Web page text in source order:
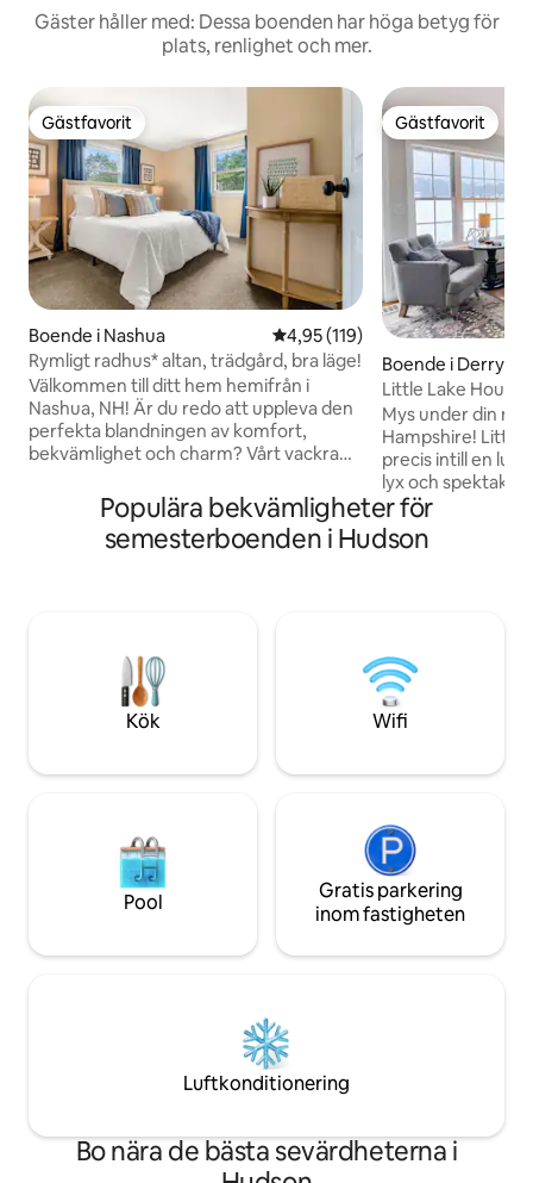
Gäster håller med: Dessa boenden har höga betyg för
plats, renlighet och mer.
Gästfavorit
Gästfavorit
Boende i Nashua 4,95 av 5 i genomsnittligt
4,95 (119)
Rymligt radhus* altan, trädgård, bra läge!
Välkommen till ditt hem hemifrån i
Nashua, NH! Är du redo att uppleva den
perfekta blandningen av komfort,
bekvämlighet och charm? Vårt vackra
minuter från hjärtat av Nashua. Vårt
boende erbjuder den perfekta
blandningen av komfort, bekvämlighet
Wi-Fi för att hålla kontakten, central luft
och parkering på plats för din
bekvämlighet.
Gästfavorit
Gästfavorit
Boende i Derry
Little Lake
Mys under din
Hampshire! Little
precis intill en
lyx och
Det är ett perfekt
flykt eller chans
utbudet av
ungefär en
Seacoast, NH
Mountains.
Populära bekvämligheter för
semesterboenden i Hudson
Kök Wifi
Pool
Gratis parkering
inom fastigheten
Luftkonditionering
Bo nära de bästa sevärdheterna i